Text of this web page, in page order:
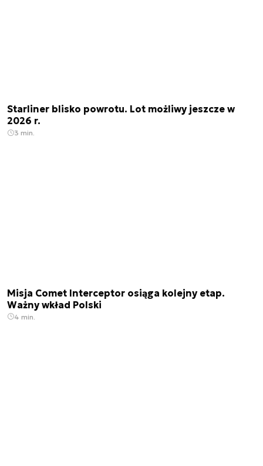
Starliner blisko powrotu. Lot możliwy jeszcze w
2026 r.
3 min.
Misja Comet Interceptor osiąga kolejny etap.
Ważny wkład Polski
4 min.